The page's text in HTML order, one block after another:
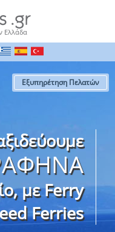
Ελλάδα
Εξυπηρέτηση Πελατών
με Ferry
Ferries